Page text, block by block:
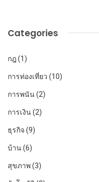
Categories
กฎ(1)
การท่องเที่ยว (10)
การพนัน(2)
การเงิน(2)
ธุรกิจ (9)
บ้าน(6)
สุขภาพ(3)